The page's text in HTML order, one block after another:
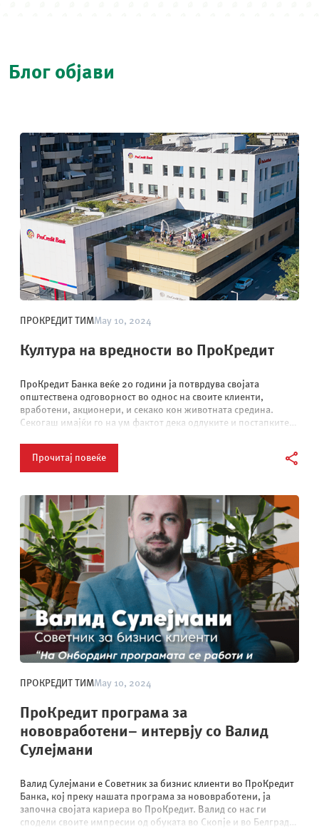
Блог објави
ПРОКРЕДИТ ТИМMay 10, 2024
Култура на вредности во ПроКредит
ПроКредит Банка веќе 20 години ја потврдува својата
општествена одговорност во однос на своите клиенти,
вработени, акционери, и секако кон животната средина.
Секогаш имајќи го на ум фактот дека одлуките и постапките
Прочитај повеќе
ПРОКРЕДИТ ТИМMay 10, 2024
ПроКредит програма за
нововработени– интервју со Валид
Сулејмани
Валид Сулејмани е Советник за бизнис клиенти во ПроКредит
Банка, кој преку нашата програма за нововработени, ја
започна својата кариера во ПроКредит. Валид со нас ги
сподели своите импресии од обуката во Скопје и во Белград.